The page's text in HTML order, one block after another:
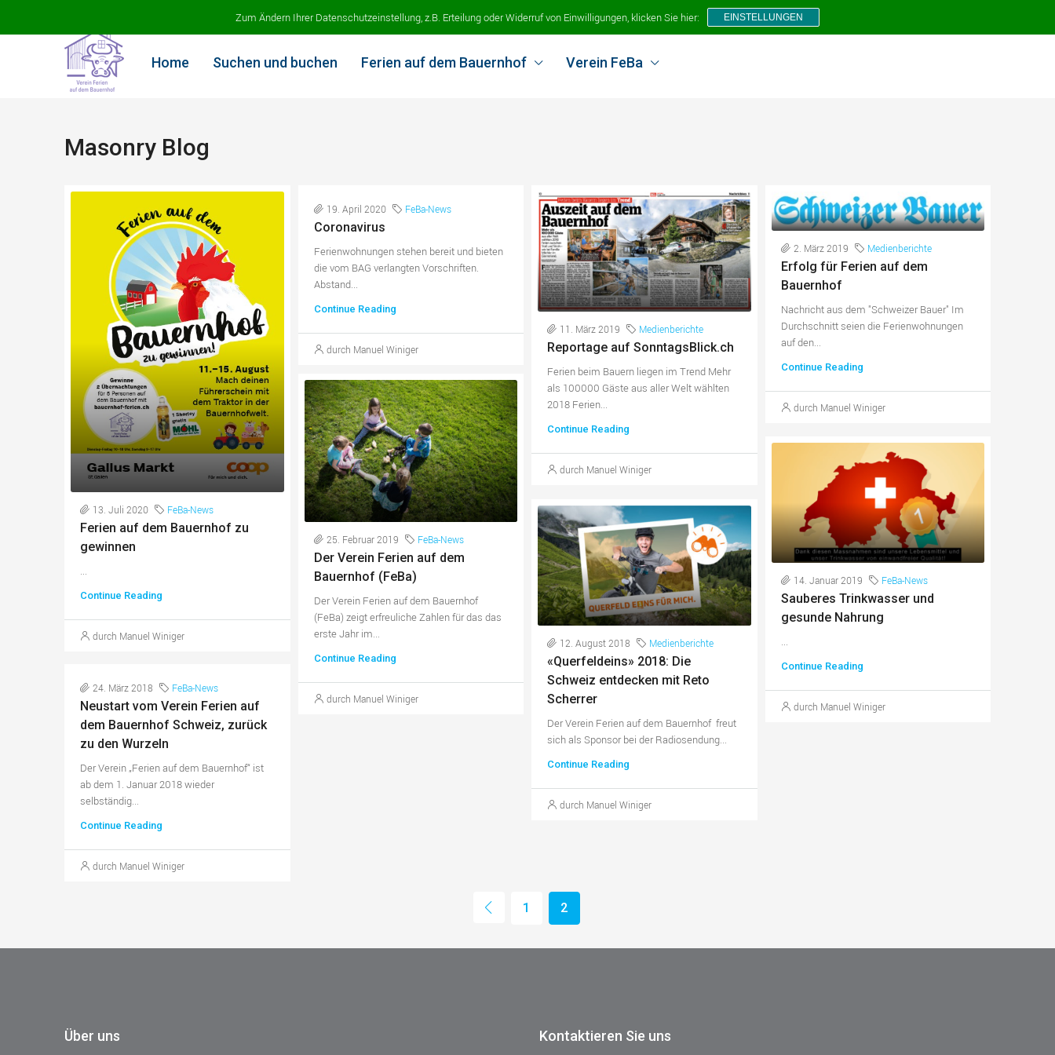
Home Suchen und buchen Ferien auf dem Bauernhof Verein FeBa
Masonry Blog
13. Juli 2020 FeBa-News
Ferien auf dem Bauernhof zu
gewinnen
...
Continue Reading
durch Manuel Winiger
19. April 2020 FeBa-News
Coronavirus
Ferienwohnungen stehen bereit und bieten
die vom BAG verlangten Vorschriften.
Abstand...
Continue Reading
durch Manuel Winiger
11. März 2019 Medienberichte
Reportage auf SonntagsBlick.ch
Ferien beim Bauern liegen im Trend Mehr
als 100000 Gäste aus aller Welt wählten
2018 Ferien...
Continue Reading
durch Manuel Winiger
2. März 2019 Medienberichte
Erfolg für Ferien auf dem
Bauernhof
Nachricht aus dem "Schweizer Bauer" Im
Durchschnitt seien die Ferienwohnungen
auf den...
Continue Reading
durch Manuel Winiger
25. Februar 2019 FeBa-News
Der Verein Ferien auf dem
Bauernhof (FeBa)
Der Verein Ferien auf dem Bauernhof
(FeBa) zeigt erfreuliche Zahlen für das das
erste Jahr im...
Continue Reading
durch Manuel Winiger
14. Januar 2019 FeBa-News
Sauberes Trinkwasser und
gesunde Nahrung
...
Continue Reading
durch Manuel Winiger
12. August 2018 Medienberichte
«Querfeldeins» 2018: Die
Schweiz entdecken mit Reto
Scherrer
Der Verein Ferien auf dem Bauernhof freut
sich als Sponsor bei der Radiosendung...
Continue Reading
durch Manuel Winiger
24. März 2018 FeBa-News
Neustart vom Verein Ferien auf
dem Bauernhof Schweiz, zurück
zu den Wurzeln
Der Verein „Ferien auf dem Bauernhof“ ist
ab dem 1. Januar 2018 wieder
selbständig...
Continue Reading
durch Manuel Winiger
1 2
Über uns Kontaktieren Sie uns
Zum Ändern Ihrer Datenschutzeinstellung, z.B. Erteilung oder Widerruf von Einwilligungen, klicken Sie hier: EINSTELLUNGEN